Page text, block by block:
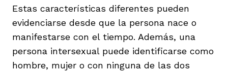
Estas características diferentes pueden
evidenciarse desde que la persona nace o
manifestarse con el tiempo. Además, una
persona intersexual puede identificarse como
hombre, mujer o con ninguna de las dos